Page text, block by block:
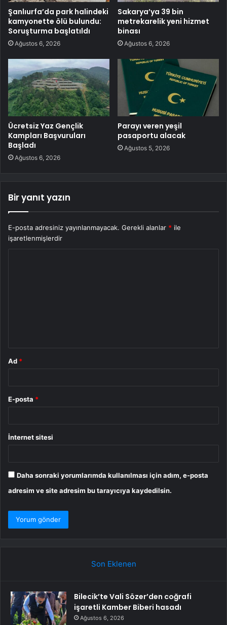
Şanlıurfa’da park halindeki
kamyonette ölü bulundu:
Soruşturma başlatıldı
Ağustos 6, 2026
Sakarya’ya 39 bin
metrekarelik yeni hizmet
binası
Ağustos 6, 2026
Ücretsiz Yaz Gençlik
Kampları Başvuruları
Başladı
Ağustos 6, 2026
Parayı veren yeşil
pasaportu alacak
Ağustos 5, 2026
Bir yanıt yazın
E-posta adresiniz yayınlanmayacak. Gerekli alanlar * ile
işaretlenmişlerdir
Ad *
E-posta *
İnternet sitesi
Daha sonraki yorumlarımda kullanılması için adım, e-posta
adresim ve site adresim bu tarayıcıya kaydedilsin.
Son Eklenen
Bilecik’te Vali Sözer’den coğrafi
işaretli Kamber Biberi hasadı
Ağustos 6, 2026